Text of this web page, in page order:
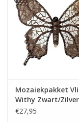
Mozaiekpakket
Withy Zwart/Zilver
€27,95